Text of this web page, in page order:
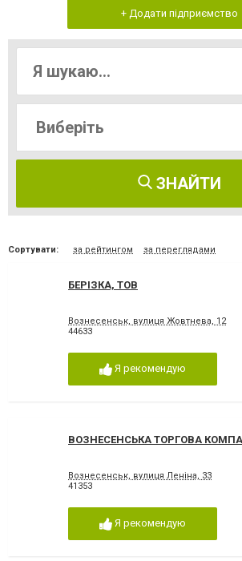
+ Додати підприємство
ЗНАЙТИ
Сортувати: за рейтингом за переглядами
БЕРІЗКА, ТОВ
Вознесенськ, вулиця Жовтнева, 12
44633
Я рекомендую
ВОЗНЕСЕНСЬКА ТОРГОВА
Вознесенськ, вулиця Леніна, 33
41353
Я рекомендую